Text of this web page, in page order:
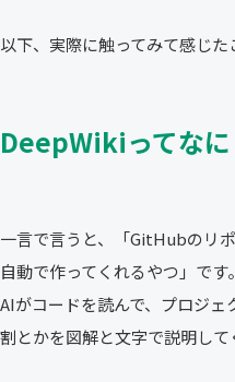
以下、実際に触ってみて感じた
DeepWikiってなに
一言で言うと、「GitHubのリ
自動で作ってくれるやつ」です。
AIがコードを読んで、プロジ
割とかを図解と文字で説明して